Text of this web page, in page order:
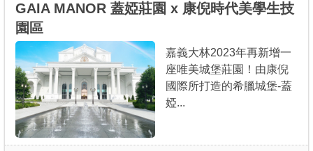
GAIA MANOR 蓋婭莊園 x 康倪時代美學生技
園區
嘉義大林2023年再新增一
座唯美城堡莊園！由康倪
國際所打造的希臘城堡-蓋
婭...